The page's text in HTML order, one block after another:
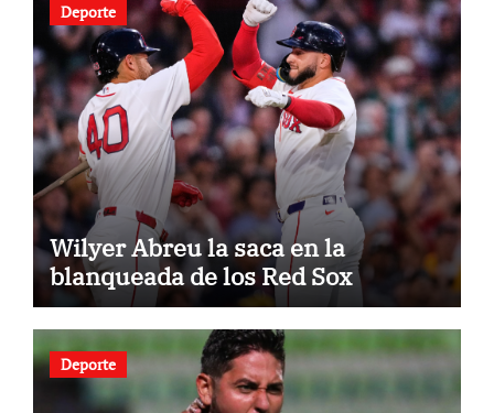
Deporte
Wilyer Abreu la saca en la
blanqueada de los Red Sox
Deporte